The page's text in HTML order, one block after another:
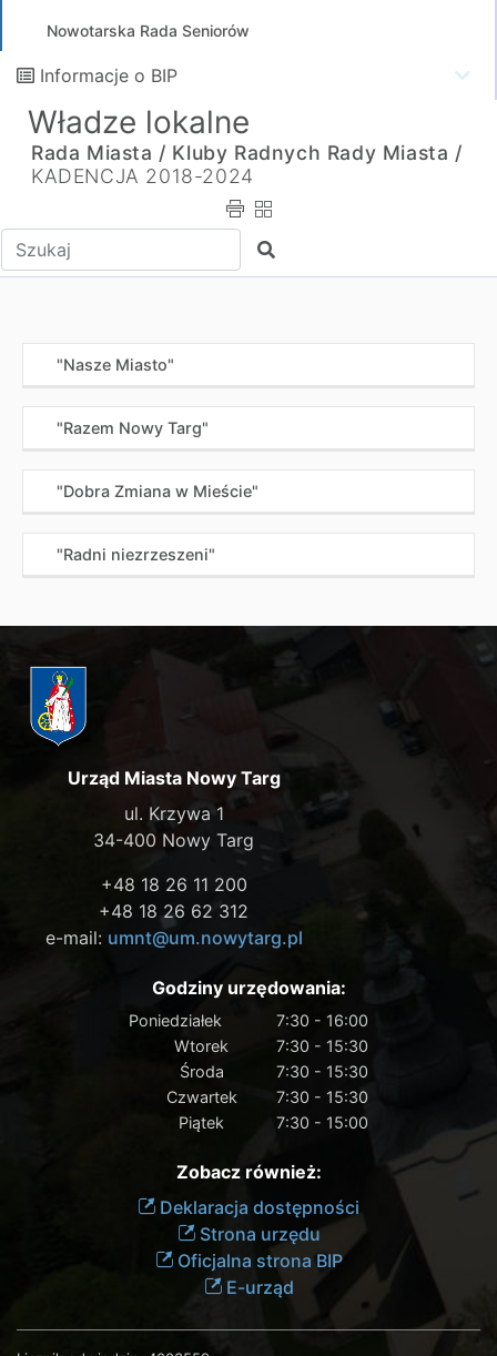
Nowotarska Rada Seniorów
Informacje o BIP
Władze lokalne
Rada Miasta / Kluby Radnych Rady Miasta /
KADENCJA 2018-2024
Wpisz tekst do wyszukania Szukaj
"Nasze Miasto"
"Razem Nowy Targ"
"Dobra Zmiana w Mieście"
"Radni niezrzeszeni"
Urząd Miasta Nowy Targ
ul. Krzywa 1
34-400 Nowy Targ
+48 18 26 11 200
+48 18 26 62 312
e-mail: umnt@um.nowytarg.pl
Godziny urzędowania:
Poniedziałek
7:30 - 16:00
Wtorek
7:30 - 15:30
Środa
7:30 - 15:30
Czwartek
7:30 - 15:30
Piątek
7:30 - 15:00
Zobacz również:
Deklaracja dostępności
Strona urzędu
Oficjalna strona BIP
E-urząd